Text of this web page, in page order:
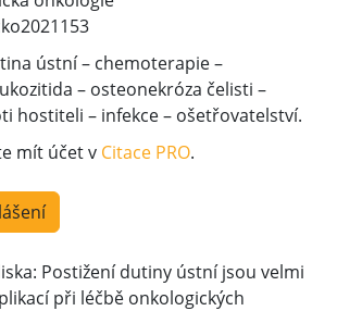
ústní – chemoterapie –
– osteonekróza čelisti –
hostiteli – infekce – ošetřovatelství.
mít účet v Citace PRO.
Postižení dutiny ústní jsou velmi
při léčbě onkologických